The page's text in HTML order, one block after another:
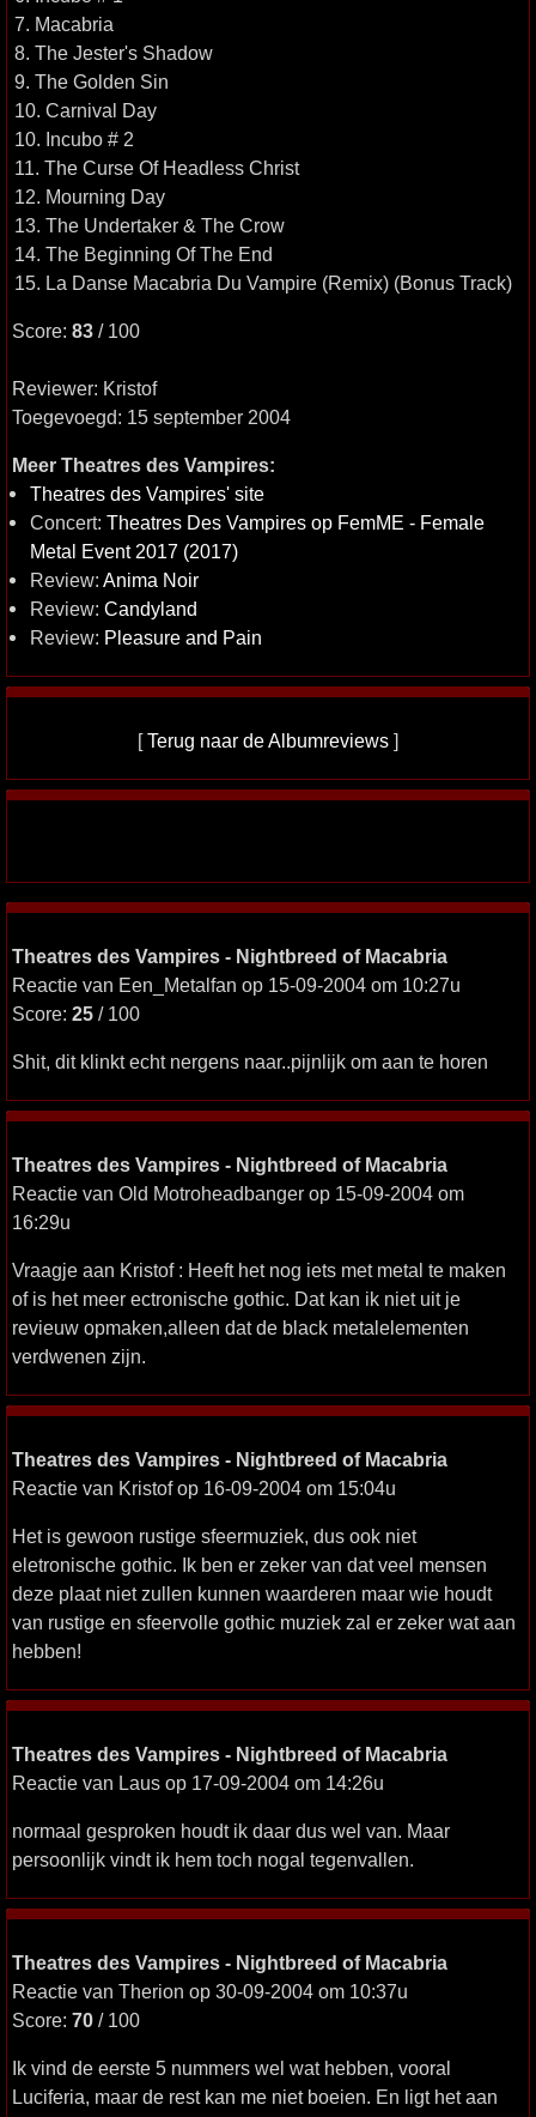
7. Macabria
8. The Jester's Shadow
9. The Golden Sin
10. Carnival Day
10. Incubo # 2
11. The Curse Of Headless Christ
12. Mourning Day
13. The Undertaker & The Crow
14. The Beginning Of The End
15. La Danse Macabria Du Vampire (Remix) (Bonus Track)
Score: 83 / 100
Reviewer: Kristof
Toegevoegd: 15 september 2004
Meer Theatres des Vampires:
Theatres des Vampires' site
Concert: Theatres Des Vampires op FemME - Female
Metal Event 2017 (2017)
Review: Anima Noir
Review: Candyland
Review: Pleasure and Pain
[Terug naar de Albumreviews ]
Theatres des Vampires - Nightbreed of Macabria
Reactie van Een_Metalfan op 15-09-2004 om 10:27u
Score: 25 / 100
Shit, dit klinkt echt nergens naar..pijnlijk om aan te horen
Theatres des Vampires - Nightbreed of Macabria
Reactie van Old Motroheadbanger op 15-09-2004 om
16:29u
Vraagje aan Kristof : Heeft het nog iets met metal te maken
of is het meer ectronische gothic. Dat kan ik niet uit je
revieuw opmaken,alleen dat de black metalelementen
verdwenen zijn.
Theatres des Vampires - Nightbreed of Macabria
Reactie van Kristof op 16-09-2004 om 15:04u
Het is gewoon rustige sfeermuziek, dus ook niet
eletronische gothic. Ik ben er zeker van dat veel mensen
deze plaat niet zullen kunnen waarderen maar wie houdt
van rustige en sfeervolle gothic muziek zal er zeker wat aan
hebben!
Theatres des Vampires - Nightbreed of Macabria
Reactie van Laus op 17-09-2004 om 14:26u
normaal gesproken houdt ik daar dus wel van. Maar
persoonlijk vindt ik hem toch nogal tegenvallen.
Theatres des Vampires - Nightbreed of Macabria
Reactie van Therion op 30-09-2004 om 10:37u
Score: 70 / 100
Ik vind de eerste 5 nummers wel wat hebben, vooral
Luciferia, maar de rest kan me niet boeien. En ligt het aan